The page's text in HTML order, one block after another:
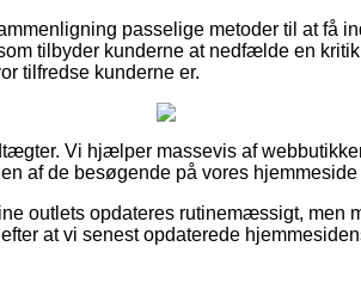
passelige metoder til at få
tilbyder kunderne at nedfælde en
tilfredse kunderne er.
Vi hjælper massevis af
af de besøgende på vores
outlets opdateres rutinemæssigt, men
at vi senest opdaterede